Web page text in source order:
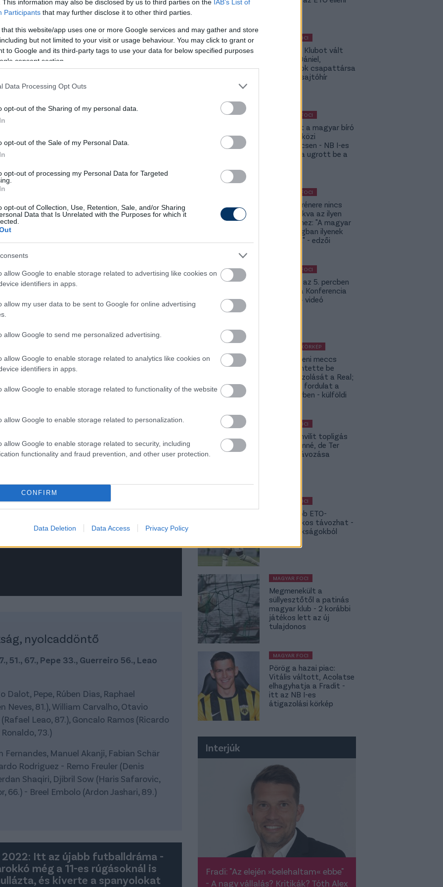
This information may also be disclosed by us to third parties on the IAB’s List of
Participants that may further disclose it to other third parties.
that this website/app uses one or more Google services and may gather and store
but not limited to your visit or usage behaviour. You may click to grant or
to Google and its third-party tags to use your data for below specified purposes
consent section.
Data Processing Opt Outs
opt-out of the Sharing of my personal data.
opt-out of the Sale of my Personal Data.
opt-out of processing my Personal Data for Targeted
opt-out of Collection, Use, Retention, Sale, and/or Sharing
Data that Is Unrelated with the Purposes for which it
allow Google to enable storage related to advertising like cookies on
identifiers in apps.
allow my user data to be sent to Google for online advertising
allow Google to send me personalized advertising.
allow Google to enable storage related to analytics like cookies on
identifiers in apps.
allow Google to enable storage related to functionality of the website
allow Google to enable storage related to personalization.
allow Google to enable storage related to security, including
functionality and fraud prevention, and other user protection.
CONFIRM
Data Deletion Data Access Privacy Policy
Edimilson Fernandes jobbról belőtt
Freuler közelről a kapuba fejelhetett volna,
majd felszabadítottak a védők.
újabb gólt, nagy helyzetben leadott,
vetődve ütötte oldalra Sommer.
Dalot jobb oldali beadásátRamos
meglett második találata is (3-0). Pár
végigvitt portugál támadás végén
alá (4-0).
egy jobb oldali szöglet után Ramos
a hosszúra került,
Joao Félix újabb remek passza után
bökte kapuba a labdát, így szerezte meg
évesen és 261 naposan lőtt, 1962-es
a legfiatalabb, vb-n mesterhármast
beálltRafael Leaois lőtt egy szépségdíjas
a hosszúba (6-1).
Ronaldóról, és nem is a közel 40
a 21 évesen triplázó és Portugáliát
Portugália negyeddöntős ellenfele a
nyolcaddöntő
51., 67., Pepe 33., Guerreiro 56., Leao
Dalot, Pepe, Rúben Dias, Raphael
Neves, 81.), William Carvalho, Otavio
Leao, 87.), Goncalo Ramos (Ricardo
73.)
Fernandes, Manuel Akanji, Fabian Schär
Rodriguez - Remo Freuler (Denis
Shaqiri, Djibril Sow (Haris Safarovic,
66.) - Breel Embolo (Ardon Jashari, 89.)
2022: Itt az újabb futballdráma -
még a 11-es rúgásoknál is
és kiverte a spanyolokat
MAGYAR FOCI
Légiósok: Klubot vált
Gazdag Dániel,
világbajnok csapattársa
is lehet - sajtóhír
KÜLFÖLDI FOCI
Megsérült a magyar bíró
a nemzetközi
kupameccsen - NB I-es
honfitársa ugrott be a
KÜLFÖLDI FOCI
A DVSC trénere nincs
hozzászokva az ilyen
meccsekhez: "A magyar
bajnokságban ilyenek
nincsenek" - edzői
KÜLFÖLDI FOCI
Bolla már az 5. percben
betalált a Konferencia
Ligában – videó
KÜLFÖLDI KÖRKÉP
A Fradi elleni meccs
előtt jelentette be
rekordigazolását a Real;
hatalmas fordulat a
Rodri-ügyben - külföldi
MAGYAR FOCI
Yaakobishvilit topligás
csapat vinné, de Ter
Stegen távozása
MAGYAR FOCI
NB I: Újabb ETO-
kulcsjátékos távozhat -
topbajnokságokból
MAGYAR FOCI
Megmenekült a
süllyesztőtől a patinás
magyar klub - 2 korábbi
játékos lett az új
tulajdonos
MAGYAR FOCI
Pörög a hazai piac:
Vitális váltott, Acolatse
elhagyhatja a Fradit -
itt az NB I-es
átigazolási körkép
Interjúk
Fradi: "Az elején »belehaltam« ebbe"
- A nagy vállalás? Kritikák? Tóth Alex